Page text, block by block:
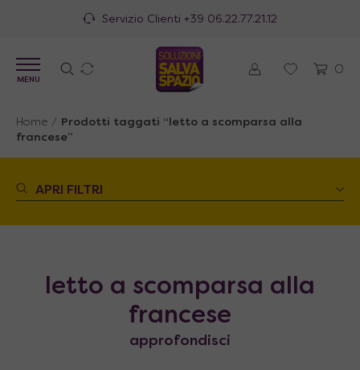
100% Made in Italy
0
MENU
Home /
Prodotti taggati “letto a scomparsa alla
francese”
APRI FILTRI
letto a scomparsa alla
francese
approfondisci